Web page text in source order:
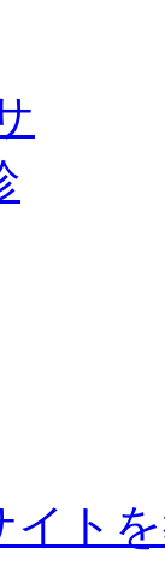
イト